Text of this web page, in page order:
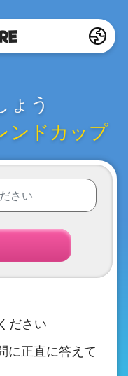
ょう
ンドカップ
ださい
に正直に答えて